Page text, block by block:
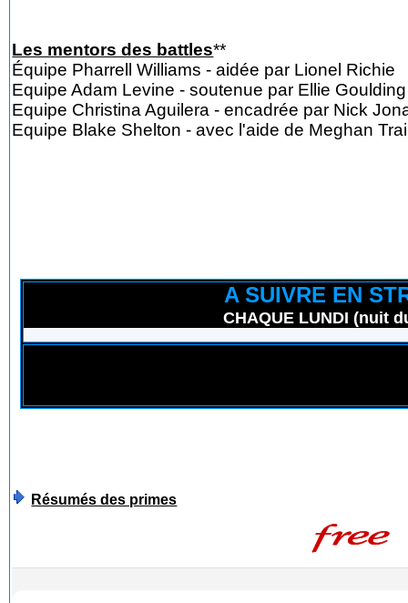
Les mentors des battles**
Équipe Pharrell Williams - aidée par Lionel Richie
Equipe Adam Levine - soutenue par Ellie Goulding
Equipe Christina Aguilera - encadrée par Nick
Equipe Blake Shelton - avec l'aide de Meghan
A SUIVRE EN
CHAQUE LUNDI (nuit
Résumés des primes